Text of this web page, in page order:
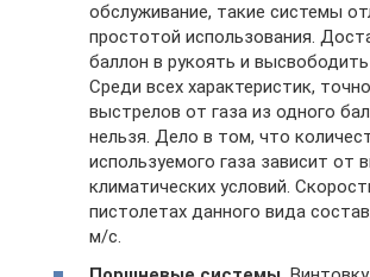
обслуживание, такие системы
простотой использования.
баллон в рукоять и высвободить
Среди всех характеристик,
выстрелов от газа из одного
нельзя. Дело в том, что
используемого газа зависит от
климатических условий.
пистолетах данного вида
м/с.